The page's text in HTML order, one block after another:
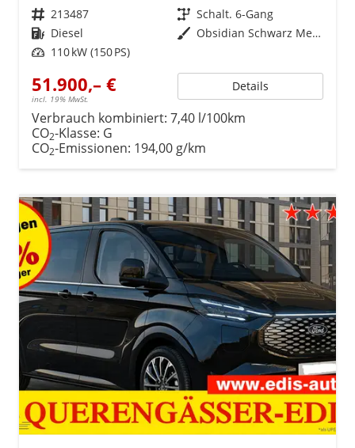
Fahrzeugnr. 213487 Getriebe Schalt. 6-Gang
Kraftstoff Diesel Außenfarbe
Obsidian Schwarz Metallic
Leistung 110 kW (150 PS)
51.900,– €
incl. 19% MwSt.
Details
Verbrauch kombiniert: 7,40 l/100km
CO2-Klasse: G
CO2-Emissionen: 194,00 g/km